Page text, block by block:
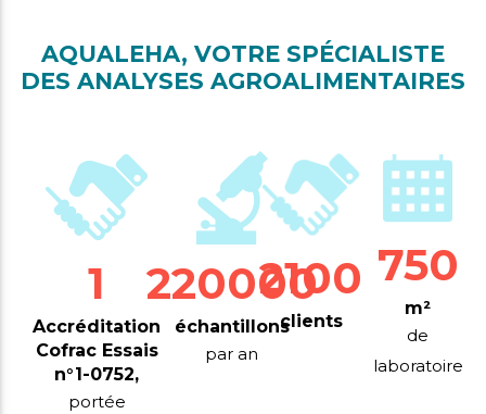
AQUALEHA, VOTRE SPÉCIALISTE
DES ANALYSES AGROALIMENTAIRES
1
Accréditation
Cofrac Essais
n°1-0752,
portée
220000
échantillons
par an
2100
clients
750
m²
de
laboratoire